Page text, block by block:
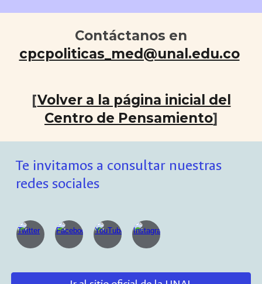
Contáctanos en
cpcpoliticas_med@unal.edu.co
[Volver a la página inicial del
Centro de Pensamiento]
Te invitamos a consultar nuestras
redes sociales